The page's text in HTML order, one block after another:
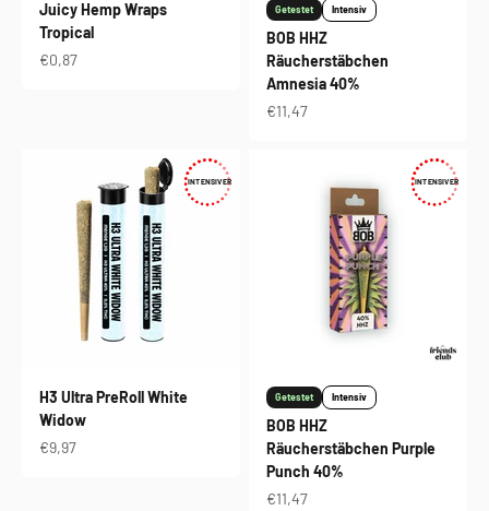
Juicy Hemp Wraps
Tropical
Angebot
€0,87
Getestet Intensiv
BOB HHZ
Räucherstäbchen
Amnesia 40%
Angebot
€11,47
INTENSIVER
H3 Ultra PreRoll White
Widow
Angebot
€9,97
INTENSIVER
Getestet Intensiv
BOB HHZ
Räucherstäbchen Purple
Punch 40%
Angebot
€11,47